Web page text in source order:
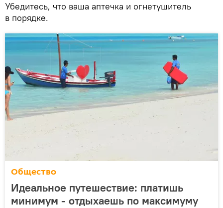
Убедитесь, что ваша аптечка и огнетушитель
в порядке.
Общество
Идеальное путешествие: платишь
минимум - отдыхаешь по максимуму